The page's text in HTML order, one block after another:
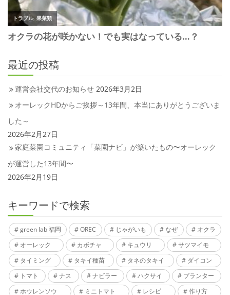
最近の投稿
運営会社交代のお知らせ 2026年3月2日
オーレックHDからご挨拶～13年間、本当にありがとうございま
した～
2026年2月27日
家庭菜園コミュニティ「菜園ナビ」が築いたもの〜オーレック
が運営した13年間〜
2026年2月19日
キーワードで検索
green lab 福岡 OREC じゃがいも なぜ
オクラ
オーレック
カボチャ キュウリ
サツマイモ
タイミング
タキイ種苗 タネのタキイ
ダイコン
トマト
ナス ナビラー ハクサイ
プランター
ホウレンソウ
ミニトマト レシピ
作り方